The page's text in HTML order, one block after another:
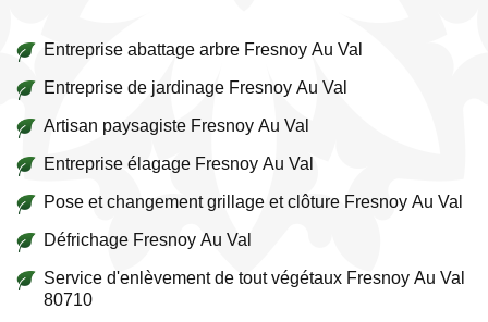
Entreprise abattage arbre Fresnoy Au Val
Entreprise de jardinage Fresnoy Au Val
Artisan paysagiste Fresnoy Au Val
Entreprise élagage Fresnoy Au Val
Pose et changement grillage et clôture Fresnoy Au Val
Défrichage Fresnoy Au Val
Service d'enlèvement de tout végétaux Fresnoy Au Val
80710